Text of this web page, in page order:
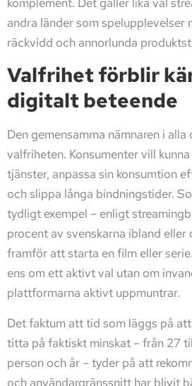
andra länder som spelupplevelser
räckvidd och annorlunda
Valfrihet förblir
digitalt beteende
Den gemensamma nämnaren i alla
valfriheten. Konsumenter vill
tjänster, anpassa sin konsumtion
och slippa långa bindningstider.
tydligt exempel – enligt
procent av svenskarna ibland
framför att starta en film eller
ens om ett aktivt val utan om
plattformarna aktivt uppmuntrar.
Det faktum att tid som läggs på
titta på faktiskt minskat – från 27
person och år – tyder på att
och användargränssnitt har blivit